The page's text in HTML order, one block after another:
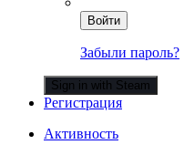
Войти
Забыли пароль?
Sign in with Steam
Регистрация
Активность